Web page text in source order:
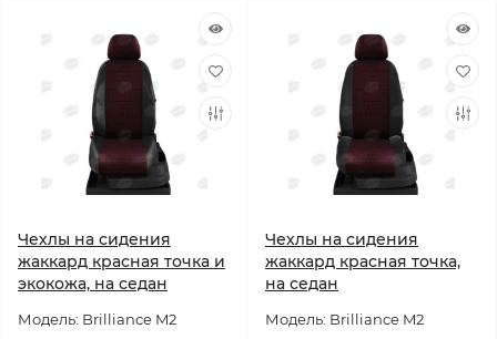
Чехлы на сидения
жаккард красная точка и
экокожа, на седан
Модель: Brilliance M2
Чехлы на сидения
жаккард красная точка,
на седан
Модель: Brilliance M2